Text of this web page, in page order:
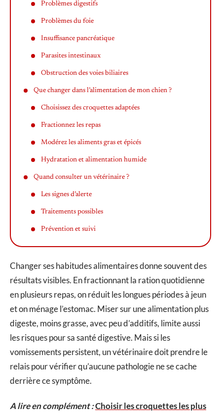
Problèmes digestifs
Problèmes du foie
Insuffisance pancréatique
Parasites intestinaux
Obstruction des voies biliaires
Que changer dans l’alimentation de mon chien ?
Choisissez des croquettes adaptées
Fractionnez les repas
Modérez les aliments gras et épicés
Hydratation et alimentation humide
Quand consulter un vétérinaire ?
Les signes d’alerte
Traitements possibles
Prévention et suivi
Changer ses habitudes alimentaires donne souvent des
résultats visibles. En fractionnant la ration quotidienne
en plusieurs repas, on réduit les longues périodes à jeun
et on ménage l’estomac. Miser sur une alimentation plus
digeste, moins grasse, avec peu d’additifs, limite aussi
les risques pour sa santé digestive. Mais si les
vomissements persistent, un vétérinaire doit prendre le
relais pour vérifier qu’aucune pathologie ne se cache
derrière ce symptôme.
A lire en complément :Choisir les croquettes les plus